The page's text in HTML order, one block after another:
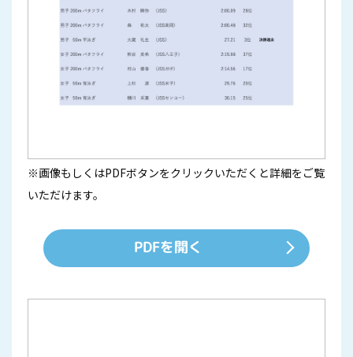
※画像もしくはPDFボタンをクリックいただくと詳細をご覧
いただけます。
PDFを開く